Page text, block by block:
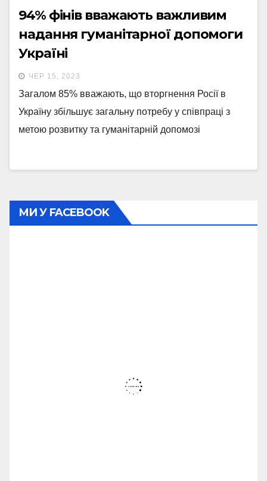
94% фінів вважають важливим
надання гуманітарної допомоги
Україні
ЧЕР 15, 2023
Загалом 85% вважають, що вторгнення Росії в
Україну збільшує загальну потребу у співпраці з
метою розвитку та гуманітарній допомозі
МИ У FACEBOOK